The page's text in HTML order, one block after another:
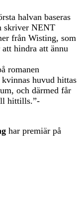
halvan baseras
skriver NENT
från Wisting, som
hindra att ännu
romanen
huvud hittas
och därmed får
hittills.”-
har premiär på